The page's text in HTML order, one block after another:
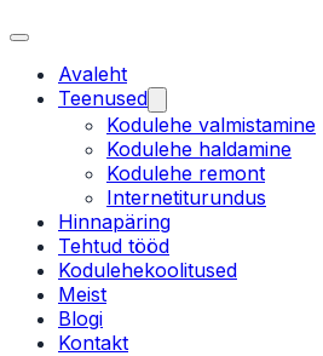
Avaleht
Teenused
Kodulehe valmistamine
Kodulehe haldamine
Kodulehe remont
Internetiturundus
Hinnapäring
Tehtud tööd
Kodulehekoolitused
Meist
Blogi
Kontakt